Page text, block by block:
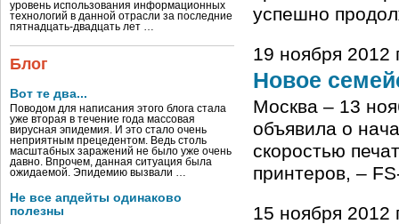
уровень использования информационных
технологий в данной отрасли за последние
пятнадцать-двадцать лет …
Блог
Вот те два...
Поводом для написания этого блога стала
уже вторая в течение года массовая
вирусная эпидемия. И это стало очень
неприятным прецедентом. Ведь столь
масштабных заражений не было уже очень
давно. Впрочем, данная ситуация была
ожидаемой. Эпидемию вызвали …
Не все апдейты одинаково
полезны
успешно
19 ноября 2012
Новое
Москва – 13
объявила о
скоростью
принтеров, –
15 ноября 2012